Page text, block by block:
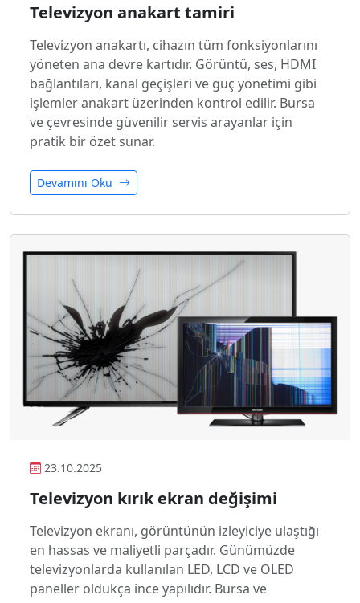
Televizyon anakart tamiri
Televizyon anakartı, cihazın tüm fonksiyonlarını
yöneten ana devre kartıdır. Görüntü, ses, HDMI
bağlantıları, kanal geçişleri ve güç yönetimi gibi
işlemler anakart üzerinden kontrol edilir. Bursa
ve çevresinde güvenilir servis arayanlar için
pratik bir özet sunar.
Devamını Oku
23.10.2025
Televizyon kırık ekran değişimi
Televizyon ekranı, görüntünün izleyiciye ulaştığı
en hassas ve maliyetli parçadır. Günümüzde
televizyonlarda kullanılan LED, LCD ve OLED
paneller oldukça ince yapılıdır. Bursa ve